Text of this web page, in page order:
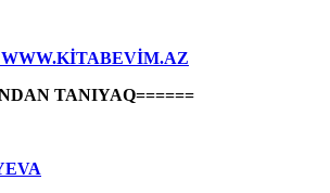
TANIYAQ======